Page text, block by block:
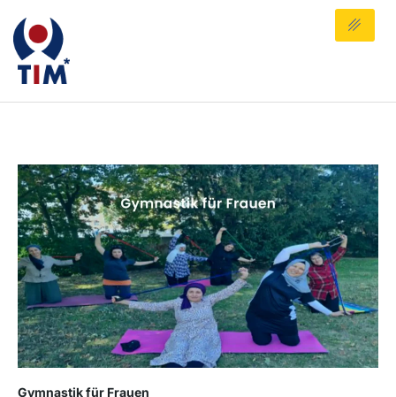
Gymnastik für Frauen